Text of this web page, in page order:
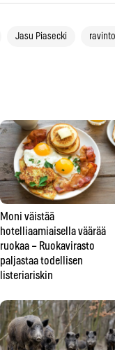
Jasu Piasecki
Moni väistää
hotelliaamiaisella väärää
ruokaa – Ruokavirasto
paljastaa todellisen
listeriariskin